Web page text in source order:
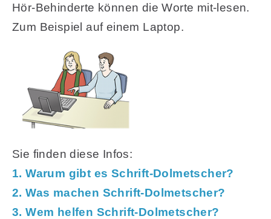
Hör-Behinderte können die Worte mit-lesen.
Zum Beispiel auf einem Laptop.
Sie finden diese Infos:
1. Warum gibt es Schrift-Dolmetscher?
2. Was machen Schrift-Dolmetscher?
3. Wem helfen Schrift-Dolmetscher?